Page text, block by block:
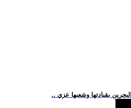
البحرين بقيادتها وشعبها عزي